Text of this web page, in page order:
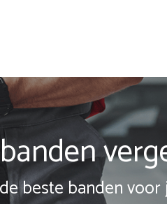
beste banden voor